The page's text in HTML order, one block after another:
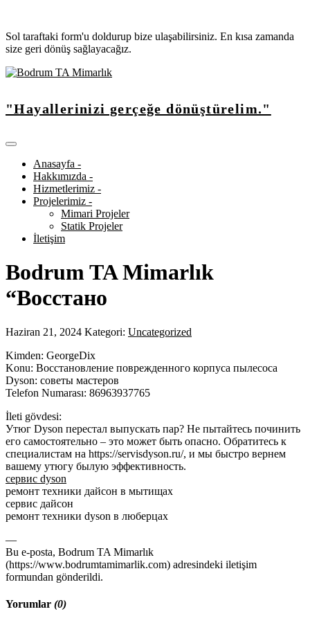
Sol taraftaki form'u doldurup bize ulaşabilirsiniz. En kısa zamanda
size geri dönüş sağlayacağız.
"Hayallerinizi gerçeğe dönüştürelim."
Anasayfa -
Hakkımızda -
Hizmetlerimiz -
Projelerimiz -
Mimari Projeler
Statik Projeler
İletişim
Bodrum TA Mimarlık
“Восстано
Haziran 21, 2024 Kategori: Uncategorized
Kimden: GeorgeDix
Konu: Восстановление поврежденного корпуса пылесоса
Dyson: советы мастеров
Telefon Numarası: 86963937765
İleti gövdesi:
Утюг Dyson перестал выпускать пар? Не пытайтесь починить
его самостоятельно – это может быть опасно. Обратитесь к
специалистам на https://servisdyson.ru/, и мы быстро вернем
вашему утюгу былую эффективность.
сервис dyson
ремонт техники дайсон в мытищах
сервис дайсон
ремонт техники dyson в люберцах
—
Bu e-posta, Bodrum TA Mimarlık
(https://www.bodrumtamimarlik.com) adresindeki iletişim
formundan gönderildi.
Yorumlar (0)